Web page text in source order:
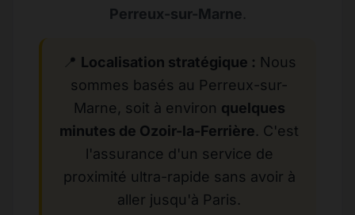
Perreux-sur-Marne.
📍 Localisation stratégique : Nous
sommes basés au Perreux-sur-
Marne, soit à environ quelques
minutes de Ozoir-la-Ferrière. C'est
l'assurance d'un service de
proximité ultra-rapide sans avoir à
aller jusqu'à Paris.